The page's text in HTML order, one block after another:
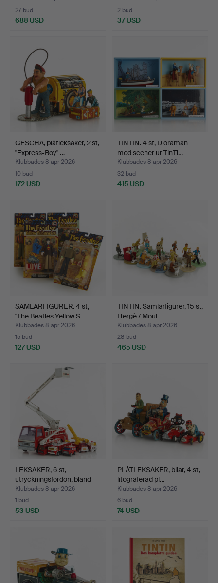
27 bud
688 USD
2 bud
37 USD
GESCHA, plåtleksaker, 2 st,
"Express-Boy" …
Klubbades 8 apr 2026
10 bud
172 USD
TINTIN. 4 st, Dioraman
med scener ur TinTi…
Klubbades 8 apr 2026
32 bud
415 USD
SAMLARFIGURER. 4 st,
"The Beatles Yellow S…
Klubbades 8 apr 2026
15 bud
127 USD
TINTIN. Samlarfigurer, 15 st,
Hergè / Moul…
Klubbades 8 apr 2026
28 bud
465 USD
LEKSAKER, 6 st,
utryckningsfordon, bland
a…
Klubbades 8 apr 2026
1 bud
53 USD
PLÅTLEKSAKER, bilar, 4 st,
litograferad pl…
Klubbades 8 apr 2026
6 bud
74 USD